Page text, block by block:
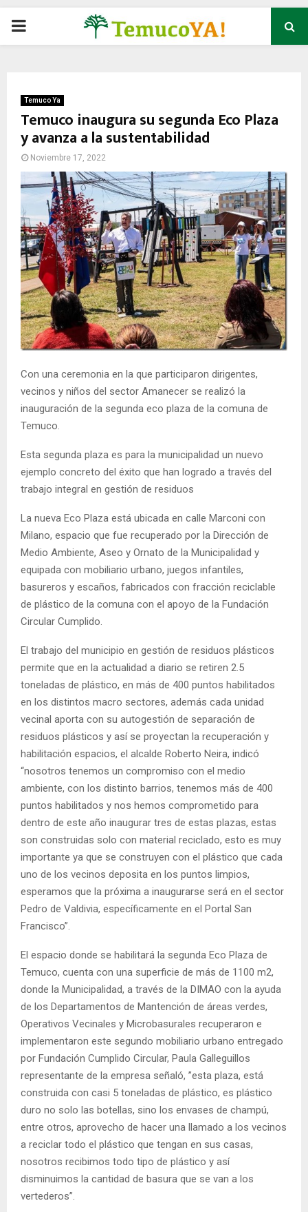
P
M
A
R
Y
M
E
U
Temuco Ya
Temuco inaugura su segunda Eco Plaza
y avanza a la sustentabilidad
Noviembre 17, 2022
Con una ceremonia en la que participaron dirigentes,
vecinos y niños del sector Amanecer se realizó la
inauguración de la segunda eco plaza de la comuna de
Temuco.
Esta segunda plaza es para la municipalidad un nuevo
ejemplo concreto del éxito que han logrado a través del
trabajo integral en gestión de residuos
La nueva Eco Plaza está ubicada en calle Marconi con
Milano, espacio que fue recuperado por la Dirección de
Medio Ambiente, Aseo y Ornato de la Municipalidad y
equipada con mobiliario urbano, juegos infantiles,
basureros y escaños, fabricados con fracción reciclable
de plástico de la comuna con el apoyo de la Fundación
Circular Cumplido.
El trabajo del municipio en gestión de residuos plásticos
permite que en la actualidad a diario se retiren 2.5
toneladas de plástico, en más de 400 puntos habilitados
en los distintos macro sectores, además cada unidad
vecinal aporta con su autogestión de separación de
residuos plásticos y así se proyectan la recuperación y
habilitación espacios, el alcalde Roberto Neira, indicó
“nosotros tenemos un compromiso con el medio
ambiente, con los distinto barrios, tenemos más de 400
puntos habilitados y nos hemos comprometido para
dentro de este año inaugurar tres de estas plazas, estas
son construidas solo con material reciclado, esto es muy
importante ya que se construyen con el plástico que cada
uno de los vecinos deposita en los puntos limpios,
esperamos que la próxima a inaugurarse será en el sector
Pedro de Valdivia, específicamente en el Portal San
Francisco”.
El espacio donde se habilitará la segunda Eco Plaza de
Temuco, cuenta con una superficie de más de 1100 m2,
donde la Municipalidad, a través de la DIMAO con la ayuda
de los Departamentos de Mantención de áreas verdes,
Operativos Vecinales y Microbasurales recuperaron e
implementaron este segundo mobiliario urbano entregado
por Fundación Cumplido Circular, Paula Galleguillos
representante de la empresa señaló, ”esta plaza, está
construida con casi 5 toneladas de plástico, es plástico
duro no solo las botellas, sino los envases de champú,
entre otros, aprovecho de hacer una llamado a los vecinos
a reciclar todo el plástico que tengan en sus casas,
nosotros recibimos todo tipo de plástico y así
disminuimos la cantidad de basura que se van a los
vertederos”.